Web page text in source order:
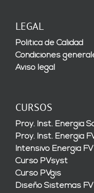
LEGAL
Política de Calidad
Condiciones
Aviso legal
CURSOS
Proy. Inst. Energía
Proy. Inst. Energía
Intensivo Energía FV
Curso PVsyst
Curso PVgis
Diseño Sistemas FV